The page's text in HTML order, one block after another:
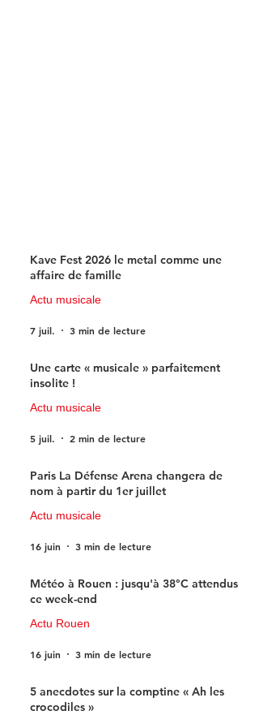
Kave Fest 2026 le metal comme une
affaire de famille
Actu musicale
7 juil. 3 min de lecture
Une carte « musicale » parfaitement
insolite !
Actu musicale
5 juil. 2 min de lecture
Paris La Défense Arena changera de
nom à partir du 1er juillet
Actu musicale
16 juin 3 min de lecture
Météo à Rouen : jusqu'à 38°C attendus
ce week-end
Actu Rouen
16 juin 3 min de lecture
5 anecdotes sur la comptine « Ah les
crocodiles »